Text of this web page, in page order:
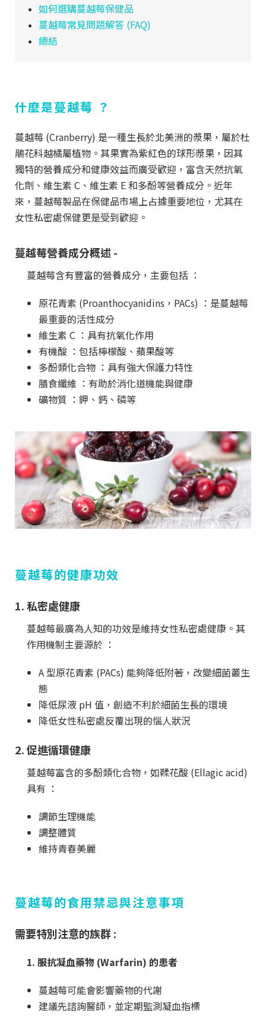
如何選購蔓越莓保健品
蔓越莓常見問題解答 (FAQ)
總結
什麼是蔓越莓 ？
蔓越莓 (Cranberry) 是一種生長於北美洲的漿果，屬於杜
鵑花科越橘屬植物。其果實為紫紅色的球形漿果，因其
獨特的營養成分和健康效益而廣受歡迎，富含天然抗氧
化劑、維生素 C、維生素 E 和多酚等營養成分。近年
來，蔓越莓製品在保健品市場上占據重要地位，尤其在
女性私密處保健更是受到歡迎。
蔓越莓營養成分概述 -
蔓越莓含有豐富的營養成分，主要包括 ：
原花青素 (Proanthocyanidins，PACs) ：是蔓越莓
最重要的活性成分
維生素 C ：具有抗氧化作用
有機酸 ：包括檸檬酸、蘋果酸等
多酚類化合物 ：具有強大保護力特性
膳食纖維 ：有助於消化道機能與健康
礦物質 ：鉀、鈣、磷等
蔓越莓的健康功效
1. 私密處健康
蔓越莓最廣為人知的功效是維持女性私密處健康。其
作用機制主要源於 ：
A 型原花青素 (PACs) 能夠降低附著，改變細菌叢生
態
降低尿液 pH 值，創造不利於細菌生長的環境
降低女性私密處反覆出現的惱人狀況
2. 促進循環健康
蔓越莓富含的多酚類化合物，如鞣花酸 (Ellagic acid)
具有 ：
調節生理機能
調整體質
維持青春美麗
蔓越莓的食用禁忌與注意事項
需要特別注意的族群 :
1. 服抗凝血藥物 (Warfarin) 的患者
蔓越莓可能會影響藥物的代謝
建議先諮詢醫師，並定期監測凝血指標